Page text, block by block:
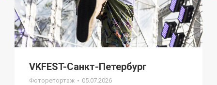
VKFEST-Санкт-Петербург
Фоторепортаж 05.07.2026